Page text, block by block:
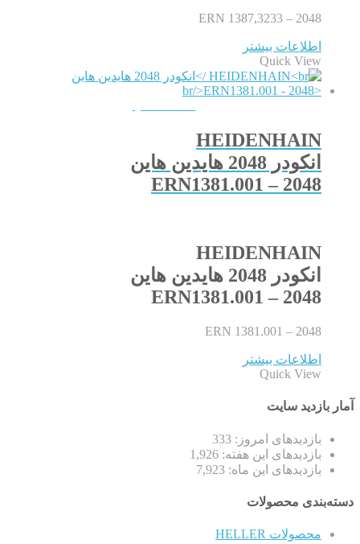
ERN 1387,3233 – 2048
اطلاعات بیشتر
Quick View
HEIDENHAIN
انکودر 2048 هایدین هاین
ERN1381.001 – 2048
HEIDENHAIN
انکودر 2048 هایدین هاین
ERN1381.001 – 2048
ERN 1381.001 – 2048
اطلاعات بیشتر
Quick View
آمار بازدید سایت
بازدیدهای امروز: 333
بازدیدهای این هفته: 1,926
بازدیدهای این ماه: 7,923
دسته‌بندی محصولات
محصولات HELLER